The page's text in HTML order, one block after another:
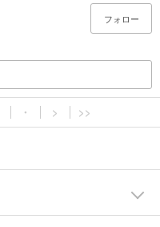
フォロー
・ > >>